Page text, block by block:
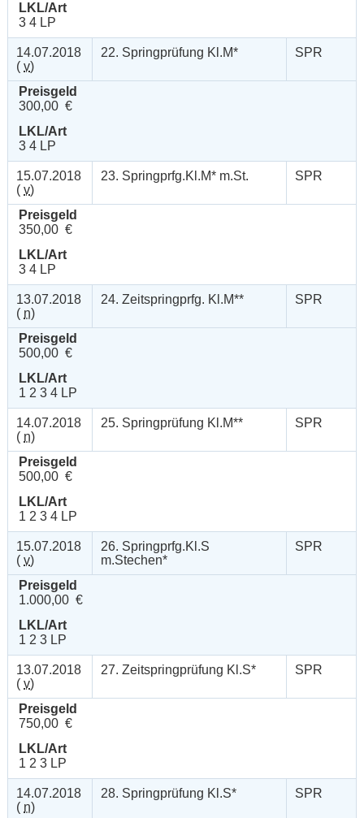
LKL/Art
3 4 LP
14.07.2018
( v)
22. Springprüfung Kl.M* SPR
Preisgeld
300,00 €
LKL/Art
3 4 LP
15.07.2018
( v)
23. Springprfg.Kl.M* m.St. SPR
Preisgeld
350,00 €
LKL/Art
3 4 LP
13.07.2018
( n)
24. Zeitspringprfg. Kl.M** SPR
Preisgeld
500,00 €
LKL/Art
1 2 3 4 LP
14.07.2018
( n)
25. Springprüfung Kl.M** SPR
Preisgeld
500,00 €
LKL/Art
1 2 3 4 LP
15.07.2018
( v)
26. Springprfg.Kl.S
m.Stechen*
SPR
Preisgeld
1.000,00 €
LKL/Art
1 2 3 LP
13.07.2018
( v)
27. Zeitspringprüfung Kl.S* SPR
Preisgeld
750,00 €
LKL/Art
1 2 3 LP
14.07.2018
( n)
28. Springprüfung Kl.S* SPR